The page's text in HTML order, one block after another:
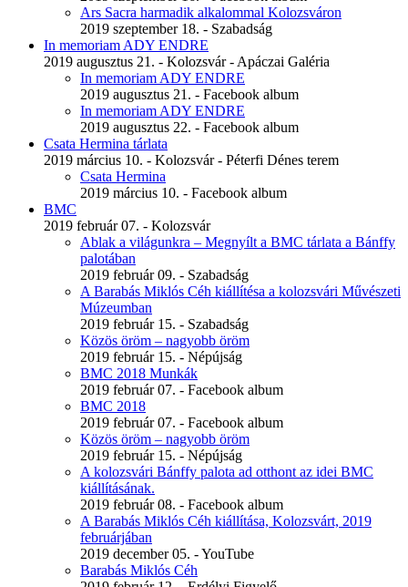
Ars Sacra harmadik alkalommal Kolozsváron
2019 szeptember 18. - Szabadság
In memoriam ADY ENDRE
2019 augusztus 21. - Kolozsvár - Apáczai Galéria
In memoriam ADY ENDRE
2019 augusztus 21. - Facebook album
In memoriam ADY ENDRE
2019 augusztus 22. - Facebook album
Csata Hermina tárlata
2019 március 10. - Kolozsvár - Péterfi Dénes terem
Csata Hermina
2019 március 10. - Facebook album
BMC
2019 február 07. - Kolozsvár
Ablak a világunkra – Megnyílt a BMC tárlata a Bánffy
palotában
2019 február 09. - Szabadság
A Barabás Miklós Céh kiállítésa a kolozsvári Művészeti
Múzeumban
2019 február 15. - Szabadság
Közös öröm – nagyobb öröm
2019 február 15. - Népújság
BMC 2018 Munkák
2019 február 07. - Facebook album
BMC 2018
2019 február 07. - Facebook album
Közös öröm – nagyobb öröm
2019 február 15. - Népújság
A kolozsvári Bánffy palota ad otthont az idei BMC
kiállításának.
2019 február 08. - Facebook album
A Barabás Miklós Céh kiállítása, Kolozsvárt, 2019
februárjában
2019 december 05. - YouTube
Barabás Miklós Céh